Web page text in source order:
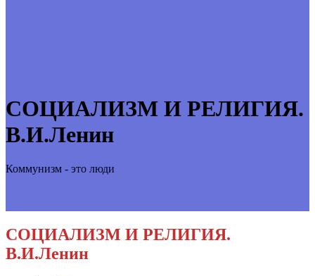
СОЦИАЛИЗМ И РЕЛИГИЯ.
В.И.Ленин
Коммунизм - это люди
СОЦИАЛИЗМ И РЕЛИГИЯ.
В.И.Ленин